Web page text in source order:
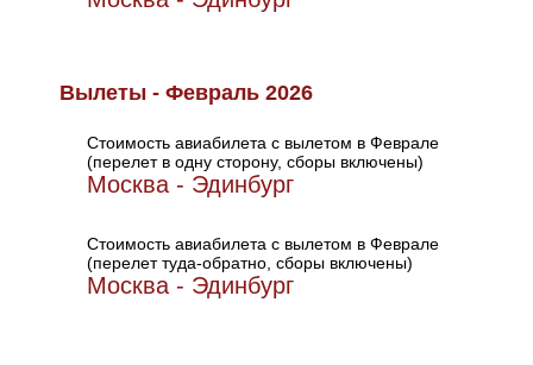
Вылеты - Февраль 2026
Стоимость авиабилета с вылетом в Феврале
(перелет в одну сторону, сборы включены)
Москва - Эдинбург
Стоимость авиабилета с вылетом в Феврале
(перелет туда-обратно, сборы включены)
Москва - Эдинбург